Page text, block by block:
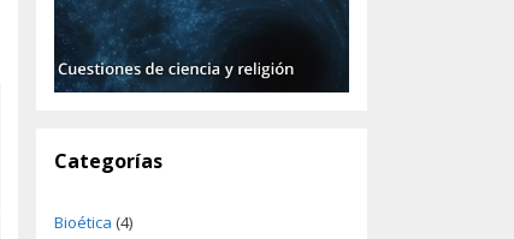
Categorías
Bioética (4)